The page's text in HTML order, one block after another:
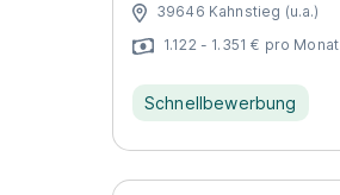
39646 Kahnstieg (u.a.)
1.122 - 1.351 € pro Monat
Schnellbewerbung